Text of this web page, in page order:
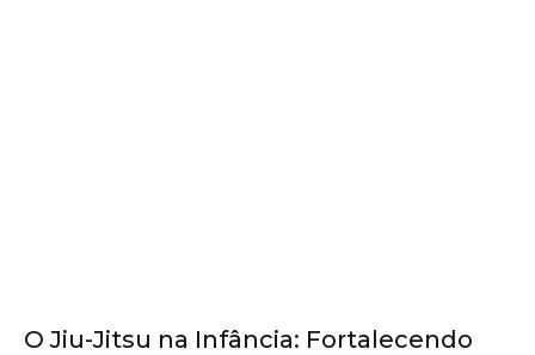
O Jiu-Jitsu na Infância: Fortalecendo